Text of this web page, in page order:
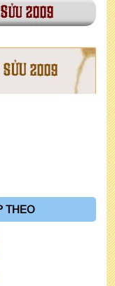
2009
2009
THEO